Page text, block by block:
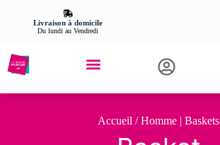
Livraison à domicile
Du lundi au Vendredi
Accueil / Homme | Baskets